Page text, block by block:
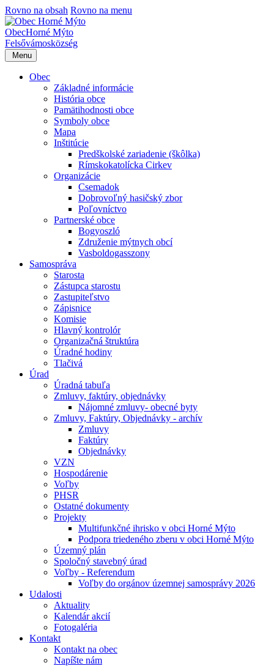
Rovno na obsah Rovno na menu
ObecHorné Mýto
Felsővámosközség
Menu
Obec
Základné informácie
História obce
Pamätihodnosti obce
Symboly obce
Mapa
Inštitúcie
Predškolské zariadenie (škôlka)
Rímskokatolícka Cirkev
Organizácie
Csemadok
Dobrovoľný hasičský zbor
Poľovníctvo
Partnerské obce
Bogyoszló
Združenie mýtnych obcí
Vasboldogasszony
Samospráva
Starosta
Zástupca starostu
Zastupiteľstvo
Zápisnice
Komisie
Hlavný kontrolór
Organizačná štruktúra
Úradné hodiny
Tlačivá
Úrad
Úradná tabuľa
Zmluvy, faktúry, objednávky
Nájomné zmluvy- obecné byty
Zmluvy, Faktúry, Objednávky - archív
Zmluvy
Faktúry
Objednávky
VZN
Hospodárenie
Voľby
PHSR
Ostatné dokumenty
Projekty
Multifunkčné ihrisko v obci Horné Mýto
Podpora triedeného zberu v obci Horné Mýto
Územný plán
Spoločný stavebný úrad
Voľby - Referendum
Voľby do orgánov územnej samosprávy 2026
Udalosti
Aktuality
Kalendár akcií
Fotogaléria
Kontakt
Kontakt na obec
Napíšte nám